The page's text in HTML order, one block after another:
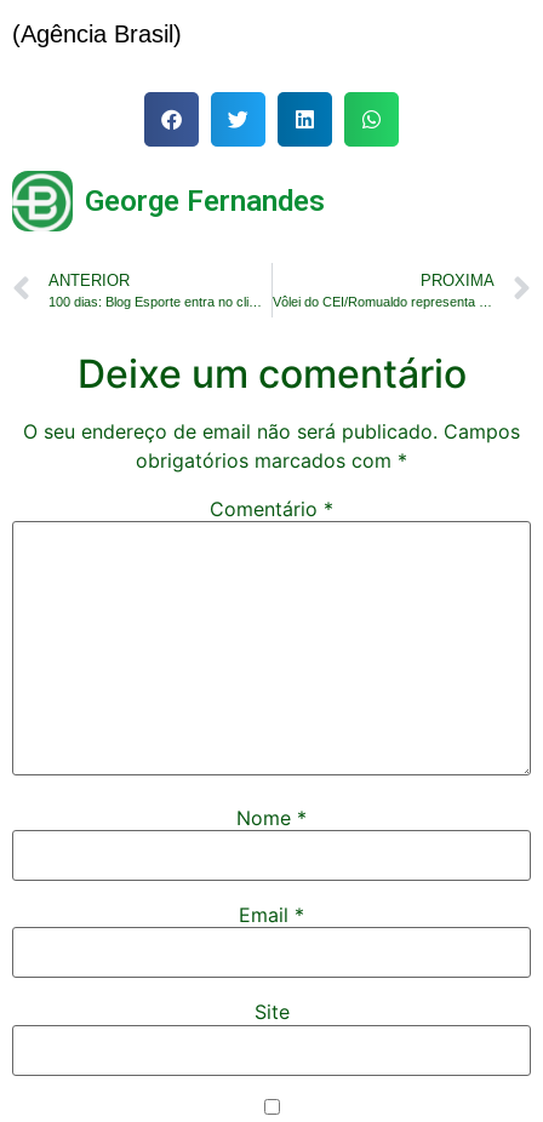
(Agência Brasil)
George Fernandes
ANTERIOR PROXIMA
Deixe um comentário
O seu endereço de email não será publicado. Campos
obrigatórios marcados com *
Comentário *
Nome *
Email *
Site